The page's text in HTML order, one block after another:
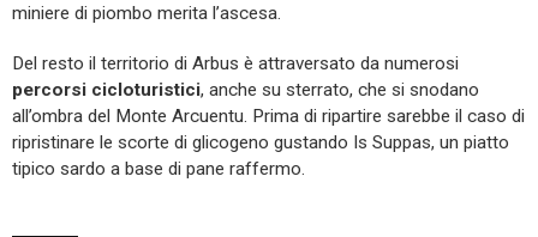
miniere di piombo merita l’ascesa.
Del resto il territorio di Arbus è attraversato da numerosi
percorsi cicloturistici, anche su sterrato, che si snodano
all’ombra del Monte Arcuentu. Prima di ripartire sarebbe il caso di
ripristinare le scorte di glicogeno gustando Is Suppas, un piatto
tipico sardo a base di pane raffermo.